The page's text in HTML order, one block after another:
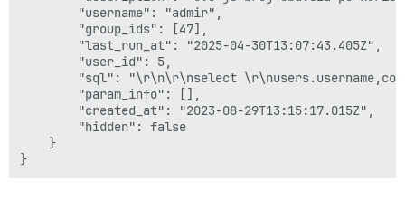
        "username": "admir",
        "group_ids": [47],
        "last_run_at": "2025-04-30T13:07:43.405Z",
        "user_id": 5,
"sql": "\r\n\r\nselect
        "param_info": [],
        "created_at": "2023-08-29T13:15:17.015Z",
        "hidden": false
    }